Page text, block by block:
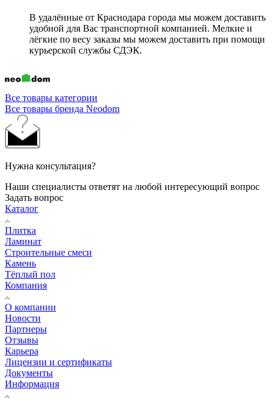
В удалённые от Краснодара города мы можем доставить
удобной для Вас транспортной компанией. Мелкие и
лёгкие по весу заказы мы можем доставить при помощи
курьерской службы СДЭК.
Все товары категории
Все товары бренда Neodom
Нужна консультация?
Наши специалисты ответят на любой интересующий вопрос
Задать вопрос
Каталог
Плитка
Ламинат
Строительные смеси
Камень
Тёплый пол
Компания
О компании
Новости
Партнеры
Отзывы
Карьера
Лицензии и сертификаты
Документы
Информация